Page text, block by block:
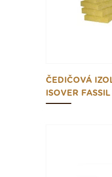
ČEDIČOVÁ
ISOVER FASSIL